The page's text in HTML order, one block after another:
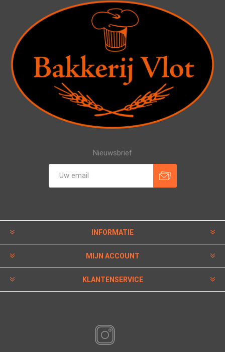
Nieuwsbrief
INFORMATIE
MIJN ACCOUNT
KLANTENSERVICE